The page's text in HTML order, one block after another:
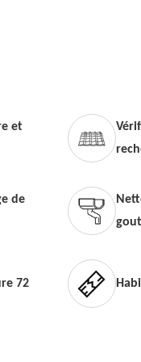
et
de
72